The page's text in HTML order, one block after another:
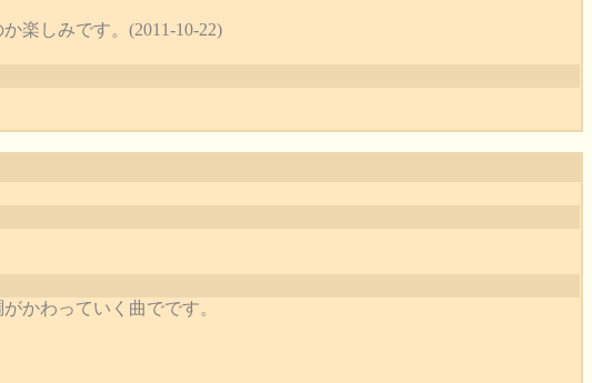
楽しみです。(2011-10-22)
かわっていく曲でです。